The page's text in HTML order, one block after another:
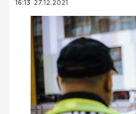
16:13 27.12.2021